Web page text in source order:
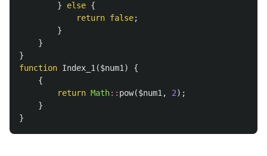
}
else {
return false;
}
}
}
function Index_1 ($num1 )
{
{
return Math:: pow($num1 , 2);
}
}